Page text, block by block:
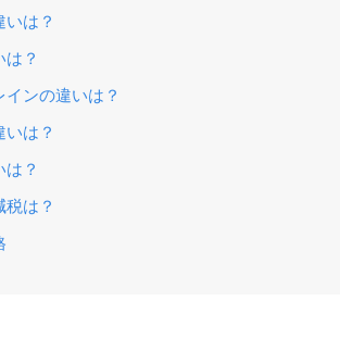
は？
？
ンの違いは？
は？
？
は？